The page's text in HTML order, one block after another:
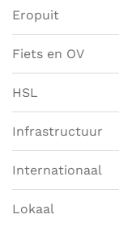
Eropuit
Fiets en OV
HSL
Infrastructuur
Internationaal
Lokaal